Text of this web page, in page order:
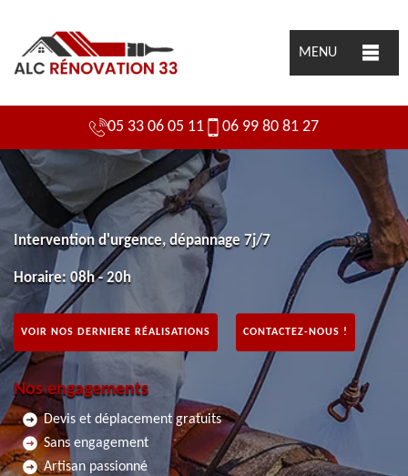
MENU
05 33 06 05 11 06 99 80 81 27
Intervention d'urgence, dépannage 7j/7
Horaire: 08h - 20h
VOIR NOS DERNIERE RÉALISATIONS CONTACTEZ-NOUS !
Nos engagements
Devis et déplacement gratuits
Sans engagement
Artisan passionné